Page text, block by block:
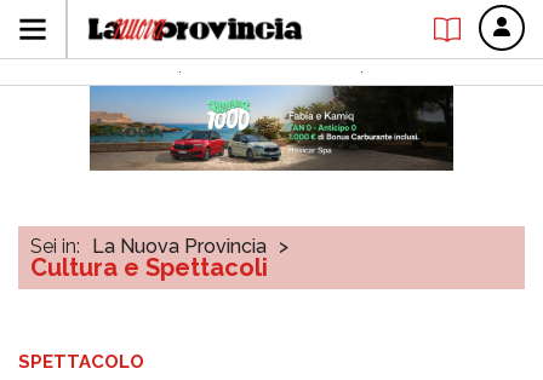
Sei in: La Nuova Provincia >
Cultura e Spettacoli
SPETTACOLO